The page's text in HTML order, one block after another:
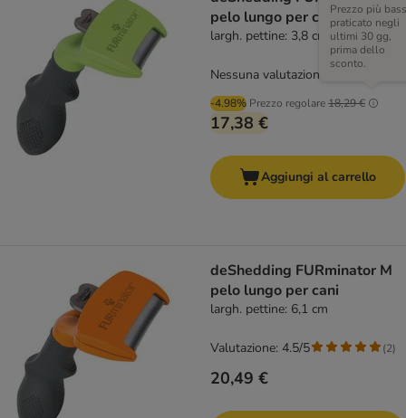
pelo lungo per cani
largh. pettine: 3,8 cm
-4.98% Prezzo regolare18,29 €
Prezzo più
praticato negli
ultimi 30 gg,
prima dello
sconto.
17,38 €
Nessuna valutazione
Aggiungi al carrello
deShedding FURminator M
pelo lungo per cani
largh. pettine: 6,1 cm
20,49 €
Valutazione: 4.5/5 (2)